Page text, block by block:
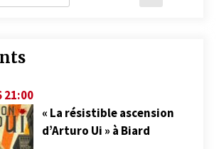
21:00
« La résistible ascension
d’Arturo Ui » à Biard